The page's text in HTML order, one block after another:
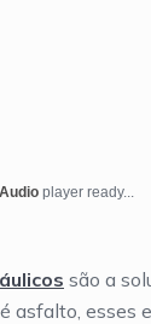
player ready...
são a
asfalto,